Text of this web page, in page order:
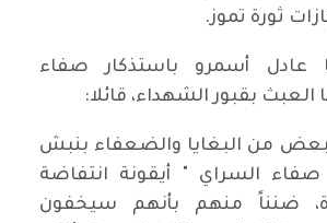
ثورة تموز.
عادل أسمرو باستذكار صفاء
العبث بقبور الشهداء، قائلا:
من البغايا والضعفاء بنبش
السراي " أيقونة انتفاضة
ضنناً منهم بأنهم سيخفون